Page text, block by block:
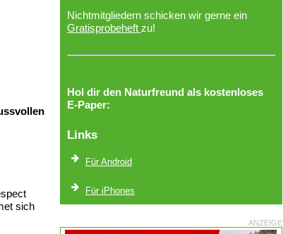
sich
Nichtmitgliedern schicken wir gerne ein
Gratisprobeheft zu!
Hol dir den Naturfreund als kostenloses
E-Paper:
Links
Für Android
Für iPhones
ANZEIGE